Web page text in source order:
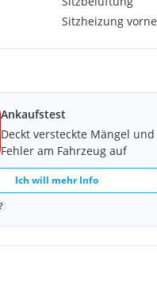
Sitzheizung vorne
Ankaufstest
Deckt versteckte Mängel und
Fehler am Fahrzeug auf
Ich will mehr Info